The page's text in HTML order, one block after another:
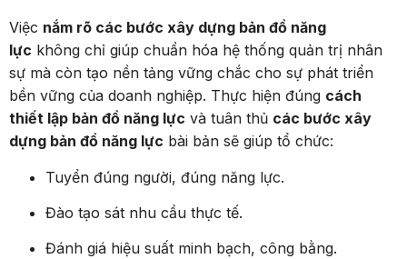
Việc nắm rõ các bước xây dựng bản đồ năng
lực không chỉ giúp chuẩn hóa hệ thống quản trị nhân
sự mà còn tạo nền tảng vững chắc cho sự phát triển
bền vững của doanh nghiệp. Thực hiện đúng cách
thiết lập bản đồ năng lực và tuân thủ các bước xây
dựng bản đồ năng lực bài bản sẽ giúp tổ chức:
Tuyển đúng người, đúng năng lực.
Đào tạo sát nhu cầu thực tế.
Đánh giá hiệu suất minh bạch, công bằng.